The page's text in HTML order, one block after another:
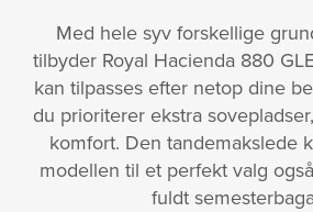
Med hele syv forskellige
tilbyder Royal Hacienda 880
kan tilpasses efter netop dine
du prioriterer ekstra
komfort. Den tandemakslede
modellen til et perfekt valg
fuldt